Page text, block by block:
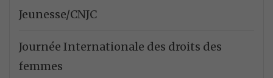
Jeunesse/CNJC
Journée Internationale des droits des
femmes